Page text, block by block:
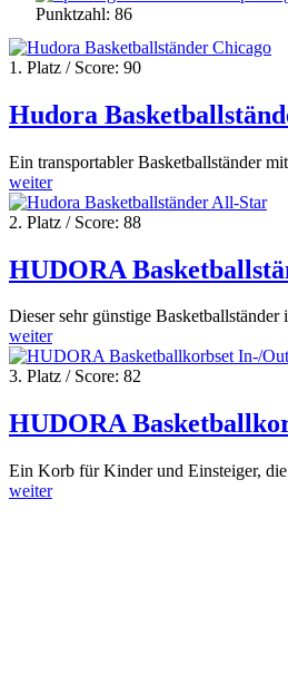
Punktzahl: 86
1. Platz / Score: 90
Hudora
Ein transportabler Basketballständer
weiter
2. Platz / Score: 88
HUDORA
Dieser sehr günstige
weiter
3. Platz / Score: 82
HUDORA
Ein Korb für Kinder und Einsteiger,
weiter